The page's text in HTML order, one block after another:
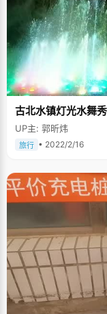
古北水镇灯光水舞
UP主: 郭昕炜
旅行 • 2022/2/16